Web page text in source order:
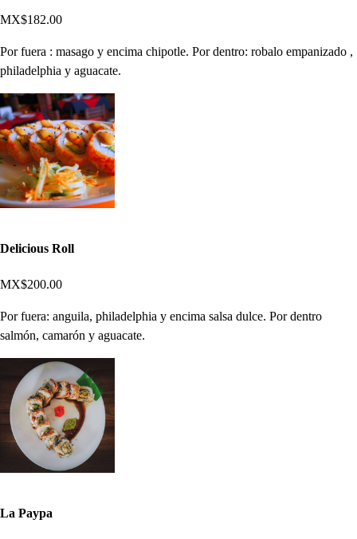
MX$182.00
Por fuera : masago y encima chipotle. Por dentro: robalo empanizado ,
philadelphia y aguacate.
Delicious Roll
MX$200.00
Por fuera: anguila, philadelphia y encima salsa dulce. Por dentro
salmón, camarón y aguacate.
La Paypa